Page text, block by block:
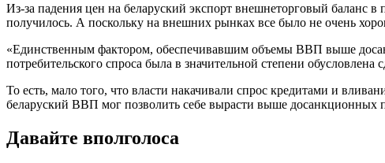
Из-за падения цен на беларуский экспорт внешнеторговый баланс
получилось. А поскольку на внешних рынках все было не очень
«Единственным фактором, обеспечивавшим объемы ВВП выше
потребительского спроса была в значительной степени
То есть, мало того, что власти накачивали спрос кредитами и
беларуский ВВП мог позволить себе вырасти выше досанкционных
Давайте вполголоса